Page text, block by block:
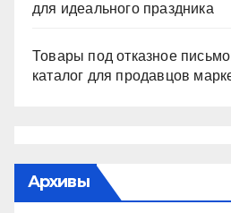
для идеального праздника
Товары под отказное
каталог для продавцов
Архивы